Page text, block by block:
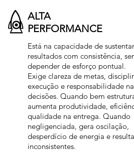
ALTA
PERFORMANCE
Está na capacidade de sustentar
resultados com consistência,
depender de esforço pontual.
Exige clareza de metas,
execução e responsabilidade
decisões. Quando bem
aumenta produtividade,
qualidade na entrega. Quando
negligenciada, gera oscilação,
desperdício de energia e
inconsistentes.